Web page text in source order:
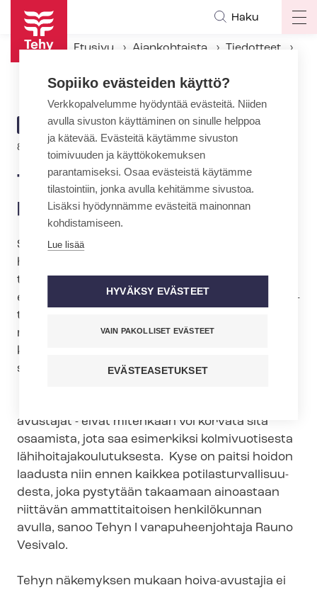
Hyppää
pääsisältöön
Haku
Etusivu Ajankohtaista
Tiedotteet
ARTIKKELIN
KATEGORIA
TIEDOTE
8.3.2012 | 22:00
Tehy: Pikakoulutus heikentää
po­ti­las­tur­val­li­suut­ta
Sosiaali- ja terveysalan ammattijärjestö Tehy on
huolissaan kehityksestä, jossa sosiaali- ja
terveysalan työvoimapulaa yritetään helpottaa
erilaisilla pikakoulutuksilla. Työ- ja elin­kei­no­mi­nis­
te­riöl­lä ja sosiaali- ja ter­veys­mi­nis­te­riöl­lä on
meneillään kokeilu, jossa työ­voi­ma­po­liit­ti­se­na
koulutuksena koulutetaan hoiva-avustajia
seitsemällä ELY-​keskusalueella.
avustajat - eivät mitenkään voi korvata sitä
osaamista, jota saa esimerkiksi kolmivuotisesta
lä­hi­hoi­ta­ja­kou­lu­tuk­ses­ta. Kyse on paitsi hoidon
laadusta niin ennen kaikkea po­ti­las­tur­val­li­suu­
des­ta, joka pystytään takaamaan ainoastaan
riittävän ammattitaitoisen henkilökunnan
avulla, sanoo Tehyn I varapuheenjohtaja Rauno
Vesivalo.
Tehyn näkemyksen mukaan hoiva-avustajia ei
Sopiiko evästeiden käyttö?
Verkkopalvelumme hyödyntää evästeitä. Niiden
avulla sivuston käyttäminen on sinulle helppoa
ja kätevää. Evästeitä käytämme sivuston
toimivuuden ja käyttökokemuksen
parantamiseksi. Osaa evästeistä käytämme
tilastointiin, jonka avulla kehitämme sivustoa.
Lisäksi hyödynnämme evästeitä mainonnan
kohdistamiseen.
Lue lisää
HYVÄKSY EVÄSTEET
VAIN PAKOLLISET EVÄSTEET
EVÄSTEASETUKSET